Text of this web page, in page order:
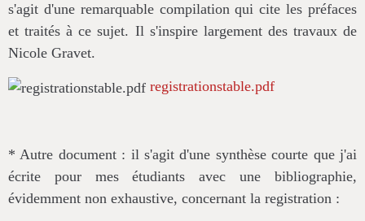
s'agit d'une remarquable compilation qui cite les préfaces
et traités à ce sujet. Il s'inspire largement des travaux de
Nicole Gravet.
registrationstable.pdf
* Autre document : il s'agit d'une synthèse courte que j'ai
écrite pour mes étudiants avec une bibliographie,
évidemment non exhaustive, concernant la registration :